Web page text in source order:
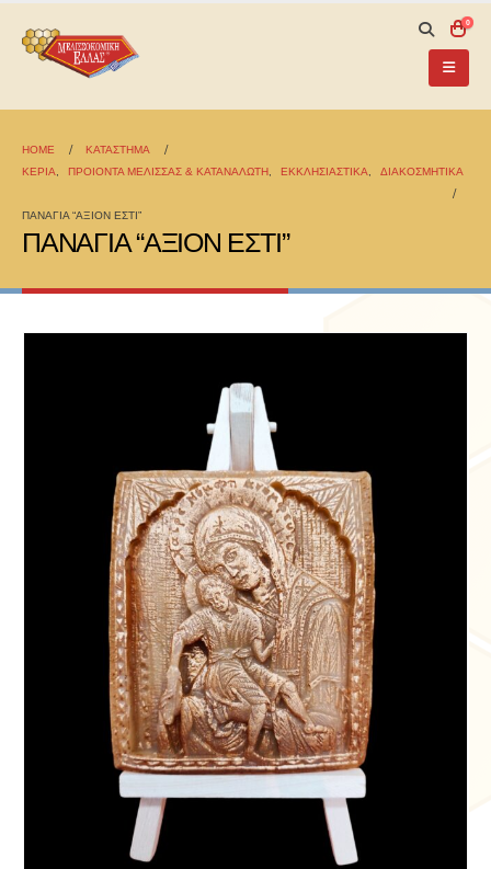
0
HOME
ΚΑΤΆΣΤΗΜΑ
ΚΕΡΙΑ
ΠΡΟΙΟΝΤΑ ΜΕΛΙΣΣΑΣ & ΚΑΤΑΝΑΛΩΤΗ ΕΚΚΛΗΣΙΑΣΤΙΚΑ ΔΙΑΚΟΣΜΗΤΙΚΑ
ΠΑΝΑΓΙΑ “ΑΞΙΟΝ ΕΣΤΙ”
ΠΑΝΑΓΙΑ “ΑΞΙΟΝ ΕΣΤΙ”